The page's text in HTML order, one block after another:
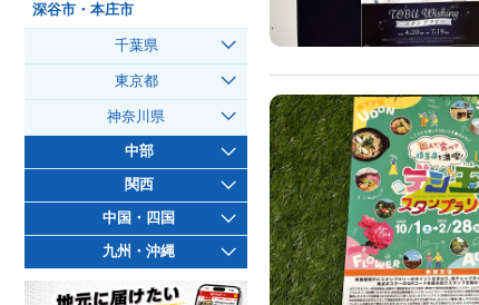
深谷市・本庄市
千葉県
東京都
神奈川県
中部
関西
中国・四国
九州・沖縄